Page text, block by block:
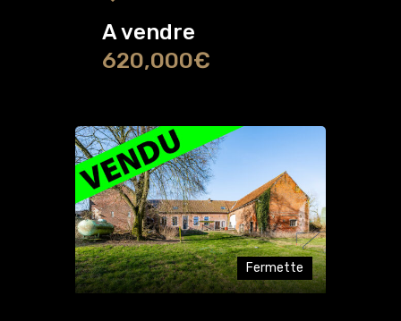
A vendre
620,000€
Fermette